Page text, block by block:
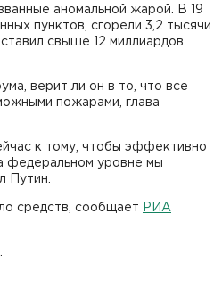
аномальной жарой. В 19
пунктов, сгорели 3,2 тысячи
свыше 12 миллиардов
верит ли он в то, что все
пожарами, глава
к тому, чтобы эффективно
федеральном уровне мы
Путин.
средств, сообщает
РИА